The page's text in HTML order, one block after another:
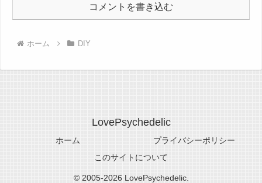
コメントを書き込む
ホーム DIY
LovePsychedelic
ホーム
プライバシーポリシー
このサイトについて
© 2005-2026 LovePsychedelic.